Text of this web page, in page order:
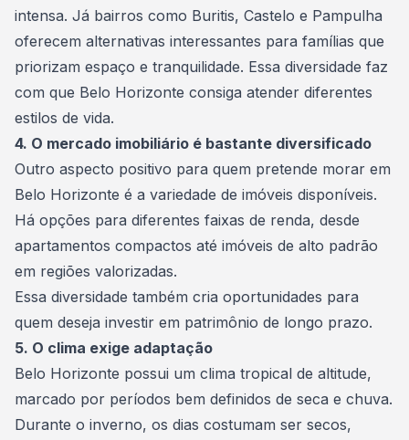
intensa. Já bairros como Buritis, Castelo e Pampulha
oferecem alternativas interessantes para famílias que
priorizam espaço e tranquilidade. Essa diversidade faz
com que Belo Horizonte consiga atender diferentes
estilos de vida.
4. O mercado imobiliário é bastante diversificado
Outro aspecto positivo para quem pretende morar em
Belo Horizonte é a variedade de imóveis disponíveis.
Há opções para diferentes faixas de renda, desde
apartamentos compactos até imóveis de alto padrão
em regiões valorizadas.
Essa diversidade também cria oportunidades para
quem deseja investir em patrimônio de longo prazo.
5. O clima exige adaptação
Belo Horizonte possui um clima tropical de altitude,
marcado por períodos bem definidos de seca e chuva.
Durante o inverno, os dias costumam ser secos,